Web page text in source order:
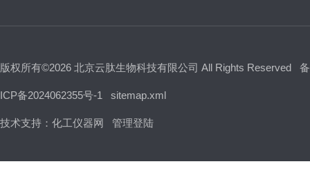
版权所有©2026 北京云肽生物科技有限公司 All Rights Reserved
ICP备2024062355号-1 sitemap.xml
技术支持： 化工仪器网 管理登陆